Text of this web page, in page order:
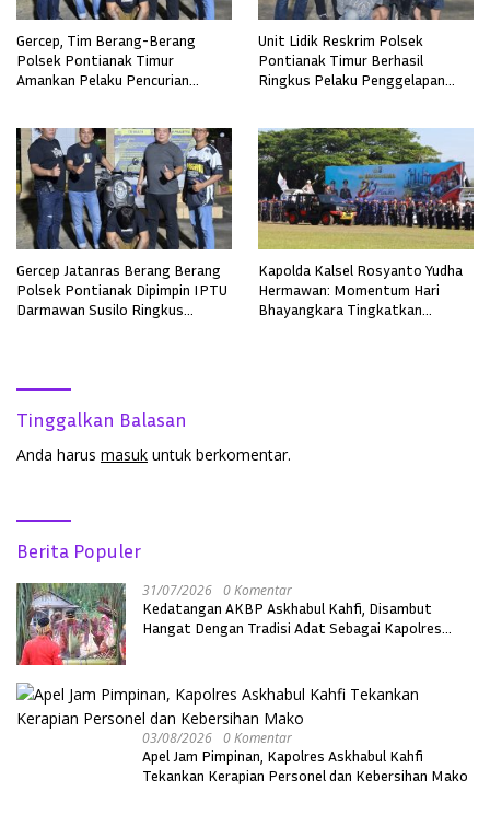
Gercep, Tim Berang-Berang
Polsek Pontianak Timur
Amankan Pelaku Pencurian
Unit Lidik Reskrim Polsek
Pontianak Timur Berhasil
Ringkus Pelaku Penggelapan
Gercep Jatanras Berang Berang
Polsek Pontianak Dipimpin IPTU
Darmawan Susilo Ringkus
Kapolda Kalsel Rosyanto Yudha
Hermawan: Momentum Hari
Bhayangkara Tingkatkan
Tinggalkan Balasan
Anda harus masuk untuk berkomentar.
Berita Populer
31/07/2026 0 Komentar
Kedatangan AKBP Askhabul Kahfi, Disambut
Hangat Dengan Tradisi Adat Sebagai Kapolres
03/08/2026 0 Komentar
Apel Jam Pimpinan, Kapolres Askhabul Kahfi
Tekankan Kerapian Personel dan Kebersihan Mako